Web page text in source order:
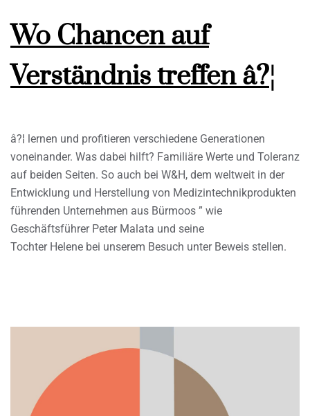
Wo Chancen auf
Verständnis treffen â?¦
â?¦ lernen und profitieren verschiedene Generationen
voneinander. Was dabei hilft? Familiäre Werte und Toleranz
auf beiden Seiten. So auch bei W&H, dem weltweit in der
Entwicklung und Herstellung von Medizintechnikprodukten
führenden Unternehmen aus Bürmoos ” wie
Geschäftsführer Peter Malata und seine
Tochter Helene bei unserem Besuch unter Beweis stellen.